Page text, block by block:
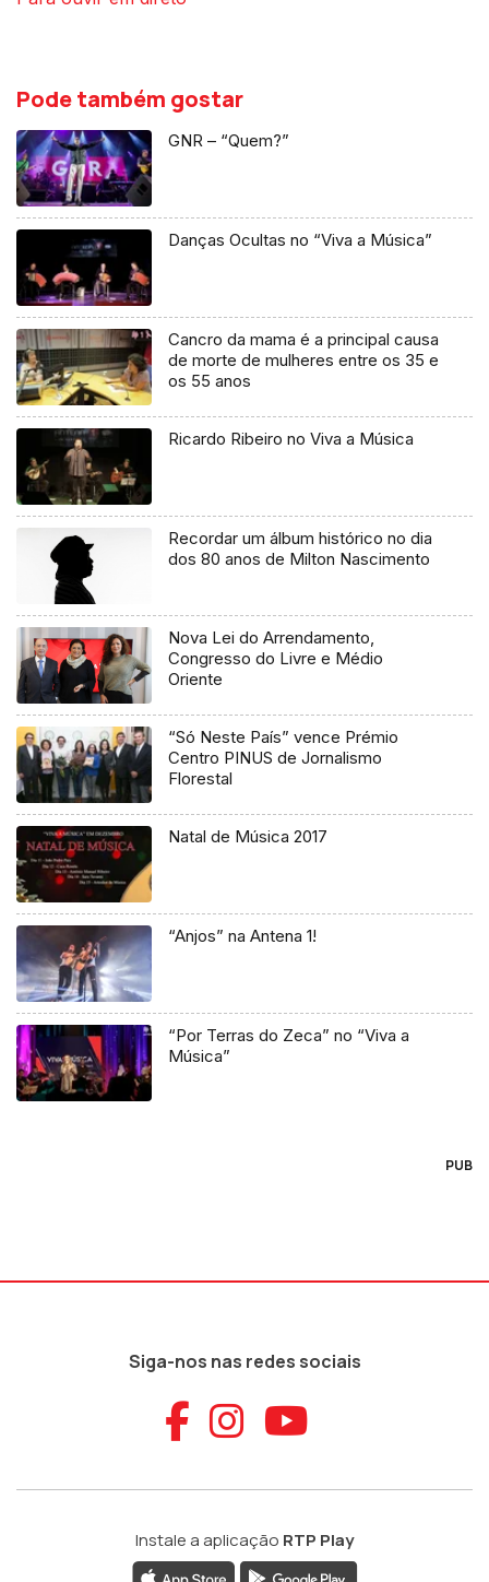
Pode também gostar
GNR – “Quem?”
Danças Ocultas no “Viva a Música”
Cancro da mama é a principal causa
de morte de mulheres entre os 35 e
os 55 anos
Ricardo Ribeiro no Viva a Música
Recordar um álbum histórico no dia
dos 80 anos de Milton Nascimento
Nova Lei do Arrendamento,
Congresso do Livre e Médio
Oriente
“Só Neste País” vence Prémio
Centro PINUS de Jornalismo
Florestal
Natal de Música 2017
“Anjos” na Antena 1!
“Por Terras do Zeca” no “Viva a
Música”
PUB
Siga-nos nas redes sociais
Aceder ao
Aceder ao
Aceder
Instale a aplicação RTP Play